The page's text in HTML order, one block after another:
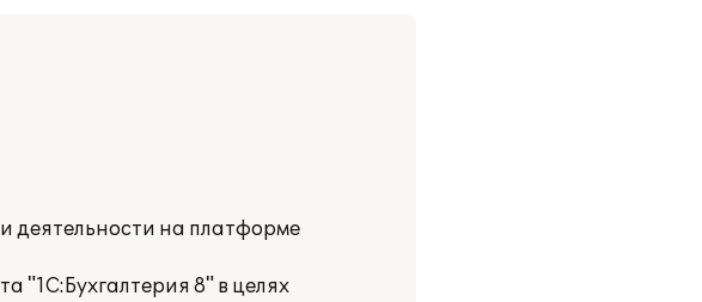
деятельности на платформе
"1С:Бухгалтерия 8" в целях